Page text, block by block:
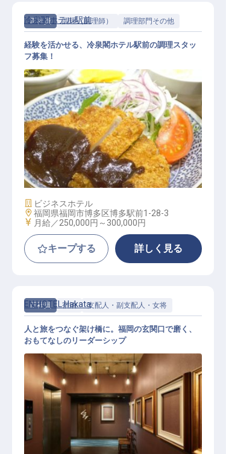
正社員 調理（調理師） 調理部門その他
調理スタッフ
冷泉閣ホテル駅前
経験を活かせる、冷泉閣ホテル駅前の調理スタッ
フ募集！
施設業態
ビジネスホテル
勤務地
福岡県福岡市博多区博多駅前1-28-3
給与
月給／250,000円～ 300,000円
キープする 詳しく見る
正社員 宿泊 支配人・副支配人・女将
副支配人
EN HOTEL Hakata
人と旅をつなぐ架け橋に。福岡の玄関口で磨く、
おもてなしのリーダーシップ